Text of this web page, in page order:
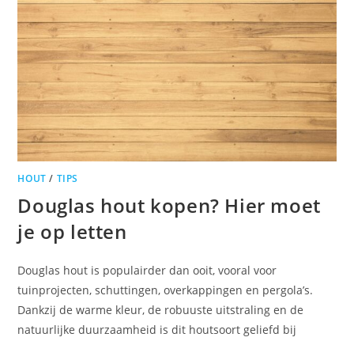
HOUT / TIPS
Douglas hout kopen? Hier moet
je op letten
Douglas hout is populairder dan ooit, vooral voor
tuinprojecten, schuttingen, overkappingen en pergola’s.
Dankzij de warme kleur, de robuuste uitstraling en de
natuurlijke duurzaamheid is dit houtsoort geliefd bij